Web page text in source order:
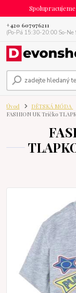
+420 607976211
(Po-Pá 15:30-20:00 So-
Úvod DĚTSKÁ MÓDA
FASHION UK Tričko